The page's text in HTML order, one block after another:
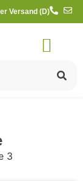
Versand (D)
3